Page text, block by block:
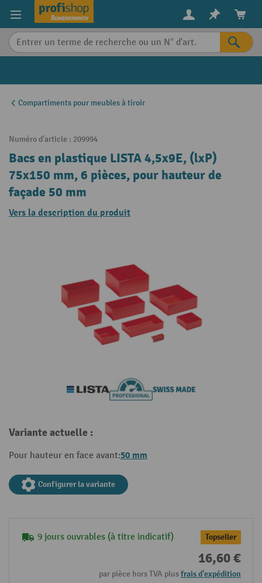
content
Compartiments pour meubles à tiroir
Numéro d'article : 209994
Bacs en plastique LISTA 4,5x9E, (lxP)
75x150 mm, 6 pièces, pour hauteur de
façade 50 mm
Vers la description du produit
Variante actuelle :
Pour hauteur en face avant:50 mm
Configurer la variante
9 jours ouvrables (à titre indicatif) Topseller
16,60 €
par pièce hors TVA plusfrais d'expédition